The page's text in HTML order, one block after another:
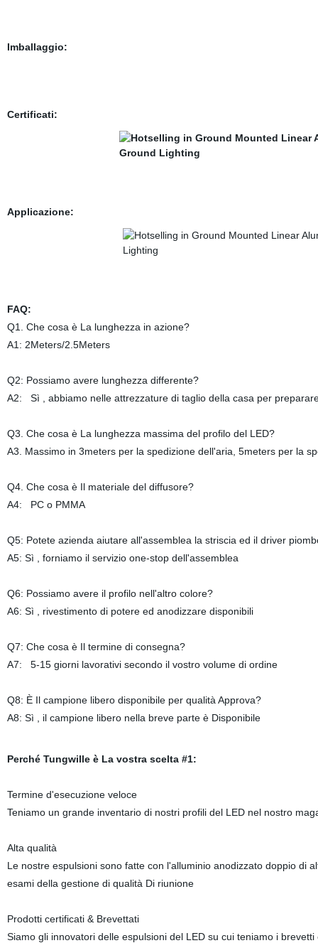
Imballaggio:
Certificati:
Applicazione:
FAQ:
Q1. Che cosa è La lunghezza in azione?
A1: 2Meters/2.5Meters
Q2: Possiamo avere lunghezza differente?
A2: Sì , abbiamo nelle attrezzature di taglio della casa per
Q3. Che cosa è La lunghezza massima del profilo del LED?
A3. Massimo in 3meters per la spedizione dell'aria, 5meters per la
Q4. Che cosa è Il materiale del diffusore?
A4: PC o PMMA
Q5: Potete azienda aiutare all'assemblea la striscia ed il driver
A5: Sì , forniamo il servizio one-stop dell'assemblea
Q6: Possiamo avere il profilo nell'altro colore?
A6: Sì , rivestimento di potere ed anodizzare disponibili
Q7: Che cosa è Il termine di consegna?
A7: 5-15 giorni lavorativi secondo il vostro volume di ordine
Q8: È Il campione libero disponibile per qualità Approva?
A8: Sì , il campione libero nella breve parte è Disponibile
Perché Tungwille è La vostra scelta #1:
Termine d'esecuzione veloce
Teniamo un grande inventario di nostri profili del LED nel nostro
Alta qualità
Le nostre espulsioni sono fatte con l'alluminio anodizzato doppio di
esami della gestione di qualità Di riunione
Prodotti certificati & Brevettati
Siamo gli innovatori delle espulsioni del LED su cui teniamo i